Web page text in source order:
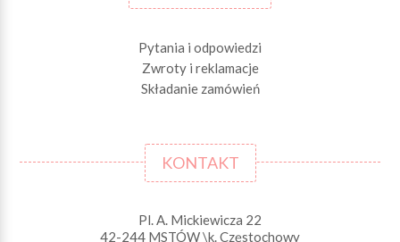
Pytania i odpowiedzi
Zwroty i reklamacje
Składanie zamówień
KONTAKT
Pl. A. Mickiewicza 22
42-244 MSTÓW \k. Częstochowy